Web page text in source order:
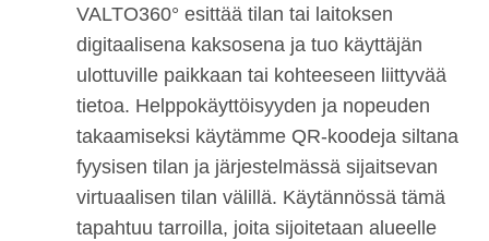
VALTO360° esittää tilan tai laitoksen
digitaalisena kaksosena ja tuo käyttäjän
ulottuville paikkaan tai kohteeseen liittyvää
tietoa. Helppokäyttöisyyden ja nopeuden
takaamiseksi käytämme QR-koodeja siltana
fyysisen tilan ja järjestelmässä sijaitsevan
virtuaalisen tilan välillä. Käytännössä tämä
tapahtuu tarroilla, joita sijoitetaan alueelle